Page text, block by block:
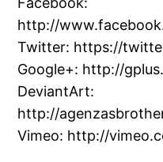
http://
Twitter: https://
Google+: http://
DeviantArt:
http://
Vimeo: http://